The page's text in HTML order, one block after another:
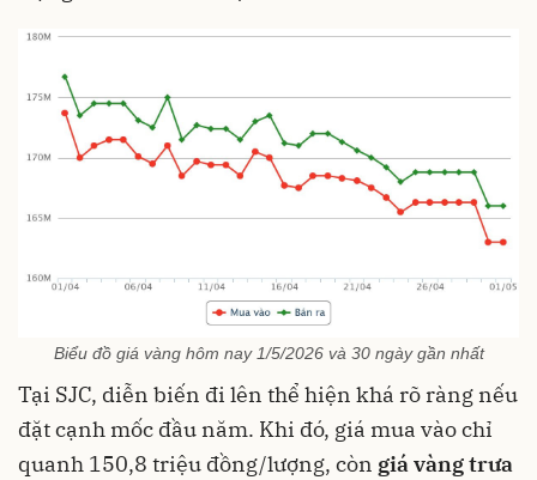
Biểu đồ giá vàng hôm nay 1/5/2026 và 30 ngày gần nhất
Tại SJC, diễn biến đi lên thể hiện khá rõ ràng nếu
đặt cạnh mốc đầu năm. Khi đó, giá mua vào chỉ
quanh 150,8 triệu đồng/lượng, còn giá vàng trưa